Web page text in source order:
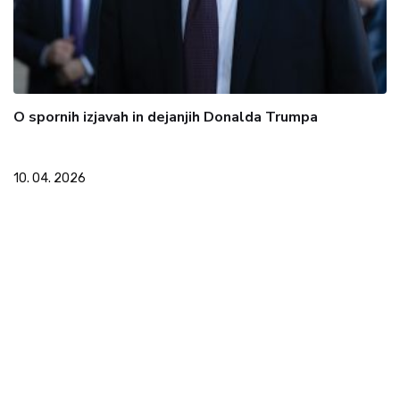
O spornih izjavah in dejanjih Donalda Trumpa
10. 04. 2026